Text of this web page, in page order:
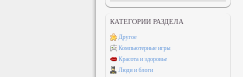
КАТЕГОРИИ РАЗДЕЛА
Другое
Компьютерные игры
Красота и здоровье
Люди и блоги